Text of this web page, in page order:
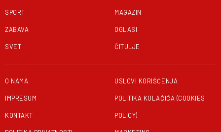
SPORT
ZABAVA
SVET
MAGAZIN
OGLASI
ČITULJE
O NAMA
IMPRESUM
KONTAKT
USLOVI KORIŠĆENJA
POLITIKA KOLAČIĆA (COOKIES
POLICY)